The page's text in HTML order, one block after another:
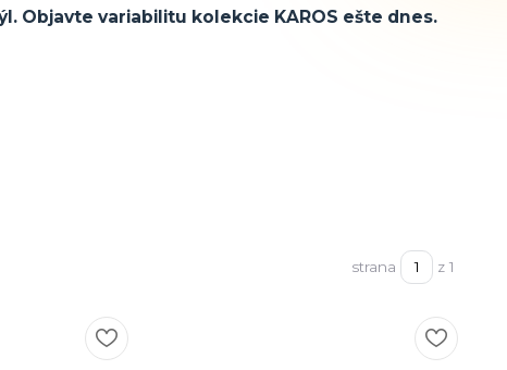
Objavte variabilitu kolekcie KAROS ešte dnes.
strana z 1